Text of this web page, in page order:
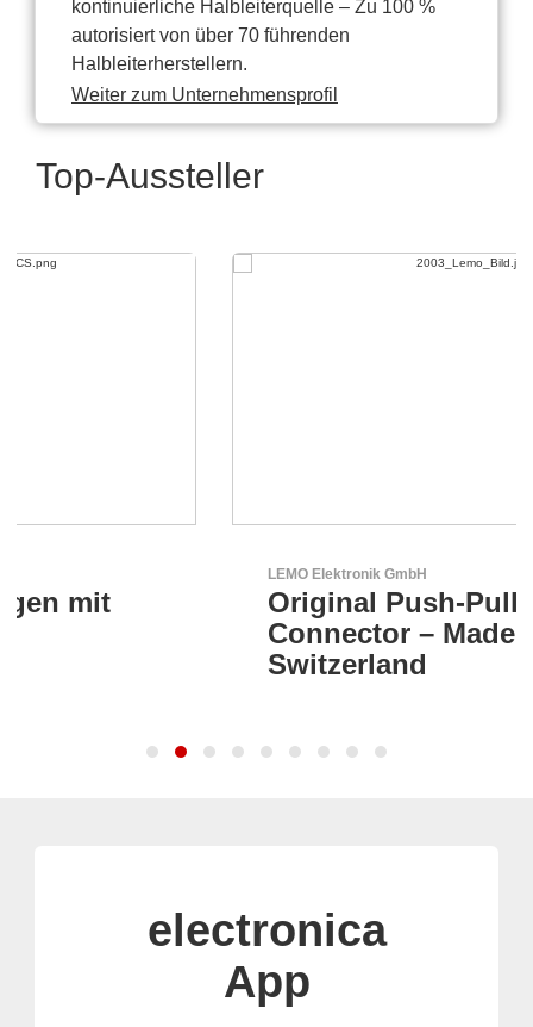
kontinuierliche Halbleiterquelle – Zu 100 %
autorisiert von über 70 führenden
Halbleiterherstellern.
Weiter zum Unternehmensprofil
Top-Aussteller
Original Push-Pull-
Connector – Made in
electronica
App